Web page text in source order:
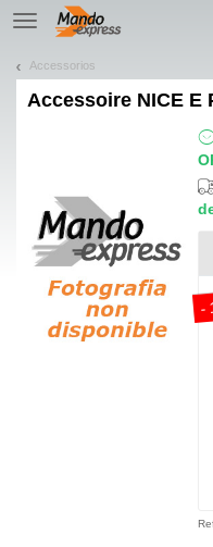
TE
navigation
Accessorios
Accessoire NICE E
-
¡Permítenos presentarte nuestras cookies!